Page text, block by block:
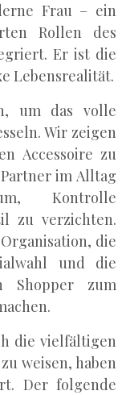
Frau – ein
Rollen des
Er ist die
Lebensrealität.
um das volle
Wir zeigen
Accessoire zu
im Alltag
Kontrolle
zu verzichten.
die
und die
Shopper zum
die vielfältigen
weisen, haben
Der folgende